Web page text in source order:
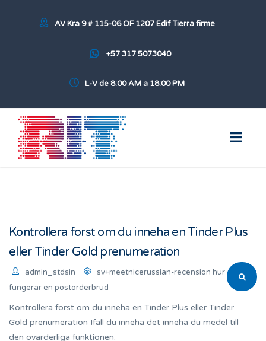
AV Kra 9 # 115-06 OF 1207 Edif Tierra firme
+57 317 5073040
L-V de 8:00 AM a 18:00 PM
Kontrollera forst om du inneha en Tinder Plus
eller Tinder Gold prenumeration
admin_stdsin
sv+meetnicerussian-recension hur
fungerar en postorderbrud
Kontrollera forst om du inneha en Tinder Plus eller Tinder
Gold prenumeration Ifall du inneha det inneha du medel till
den ovarderliga funktionen.